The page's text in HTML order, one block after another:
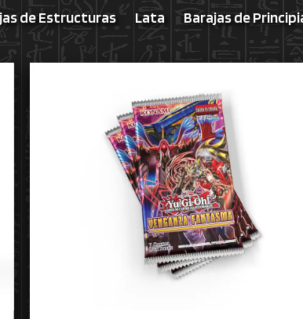
de Estructuras Lata Barajas de